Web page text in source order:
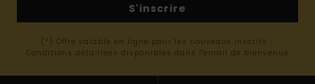
S'inscrire
(*) Offre valable en ligne pour les nouveaux inscrits -
Conditions détaillées disponibles dans l'email de bienvenue